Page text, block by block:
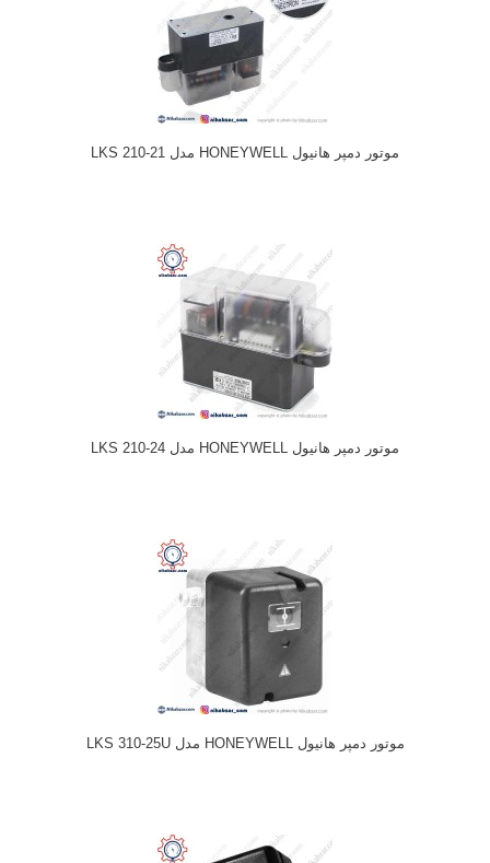
موتور دمپر هانیول HONEYWELL مدل LKS 210-21
موتور دمپر هانیول HONEYWELL مدل LKS 210-24
موتور دمپر هانیول HONEYWELL مدل LKS 310-25U